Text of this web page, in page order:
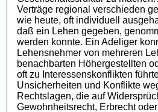
Verträge regional verschieden
wie heute, oft individuell
daß ein Lehen gegeben,
werden konnte. Ein Adeliger
Lehensnehmer von mehreren
benachbarten Höhergestellten
oft zu Interessenskonflikten
Unsicherheiten und Konflikte
Rechtslagen, die auf
Gewohnheitsrecht, Erbrecht